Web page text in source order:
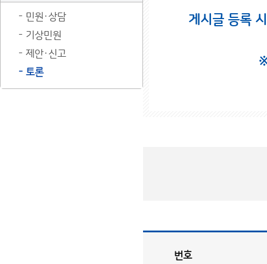
민원·상담
기상민원
제안·신고
토론
게시글 등록
번호